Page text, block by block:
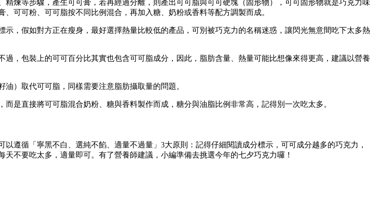
煉等步驟，產生可可膏，若再經過分離，則產出可可脂與可可硬塊（固形物），可可固形物就是巧克力味
可可粉、可可脂按不同比例混合，再加入糖、奶粉或香料等配方調製而成。
，假如對方正在瘦身，最好選擇熱量比較低的產品，可別被巧克力的名稱迷惑，讓閃光無意間吃下太多熱
，包裝上的可可百分比其實也包含可可脂成分，因此，脂肪含量、熱量可能比想像來得更高，建議以營養
）取代可可脂，同樣需要注意脂肪攝取量的問題。
是直接將可可脂混合奶粉、糖與香料製作而成，糖分與油脂比例非常高，記得別一次吃太多。
遵循「寧黑不白、選純不餡、適量不過量」3大原則：記得仔細閱讀成分標示，可可成分越多的巧克力，
不要吃太多，適量即可。有了營養師建議，小編準備去挑選今年的七夕巧克力囉！